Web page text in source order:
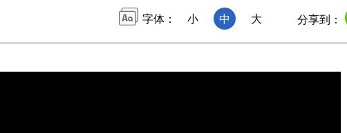
字体： 小 中 大 分享到：